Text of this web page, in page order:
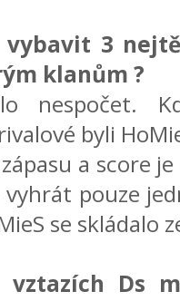
vybavit 3
klanům ?
nespočet.
byli
a score
pouze
se skládalo
Ds